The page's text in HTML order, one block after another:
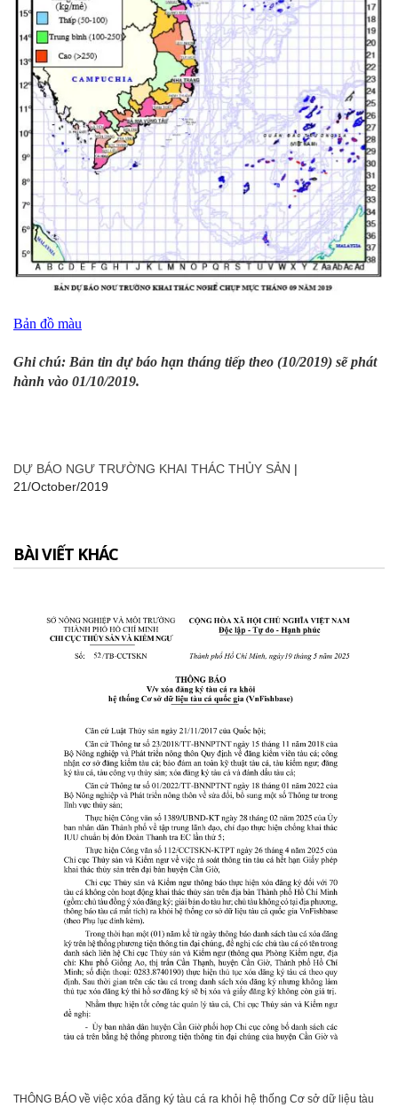
Bản đồ màu
Ghi chú: Bản tin dự báo hạn tháng tiếp theo (10/2019) sẽ phát
hành vào 01/10/2019.
DỰ BÁO NGƯ TRƯỜNG KHAI THÁC THỦY SẢN |
21/October/2019
BÀI VIẾT KHÁC
THÔNG BÁO về việc xóa đăng ký tàu cá ra khỏi hệ thống Cơ sở dữ liệu tàu